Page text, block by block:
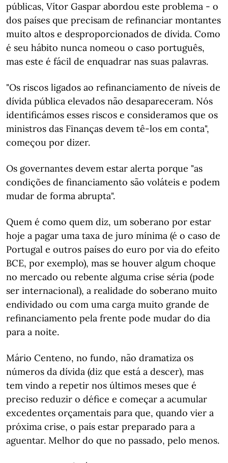
públicas, Vítor Gaspar abordou este problema - o
dos países que precisam de refinanciar montantes
muito altos e desproporcionados de dívida. Como
é seu hábito nunca nomeou o caso português,
mas este é fácil de enquadrar nas suas palavras.
"Os riscos ligados ao refinanciamento de níveis de
dívida pública elevados não desapareceram. Nós
identificámos esses riscos e consideramos que os
ministros das Finanças devem tê-los em conta",
começou por dizer.
Os governantes devem estar alerta porque "as
condições de financiamento são voláteis e podem
mudar de forma abrupta".
Quem é como quem diz, um soberano por estar
hoje a pagar uma taxa de juro mínima (é o caso de
Portugal e outros países do euro por via do efeito
BCE, por exemplo), mas se houver algum choque
no mercado ou rebente alguma crise séria (pode
ser internacional), a realidade do soberano muito
endividado ou com uma carga muito grande de
refinanciamento pela frente pode mudar do dia
para a noite.
Mário Centeno, no fundo, não dramatiza os
números da dívida (diz que está a descer), mas
tem vindo a repetir nos últimos meses que é
preciso reduzir o défice e começar a acumular
excedentes orçamentais para que, quando vier a
próxima crise, o país estar preparado para a
aguentar. Melhor do que no passado, pelo menos.